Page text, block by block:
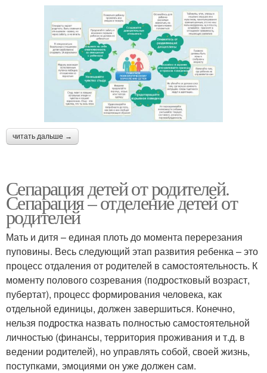
читать дальше →
Сепарация детей от родителей.
Сепарация – отделение детей от
родителей
Мать и дитя – единая плоть до момента перерезания
пуповины. Весь следующий этап развития ребенка – это
процесс отдаления от родителей в самостоятельность. К
моменту полового созревания (подростковый возраст,
пубертат), процесс формирования человека, как
отдельной единицы, должен завершиться. Конечно,
нельзя подростка назвать полностью самостоятельной
личностью (финансы, территория проживания и т.д. в
ведении родителей), но управлять собой, своей жизнь,
поступками, эмоциями он уже должен сам.